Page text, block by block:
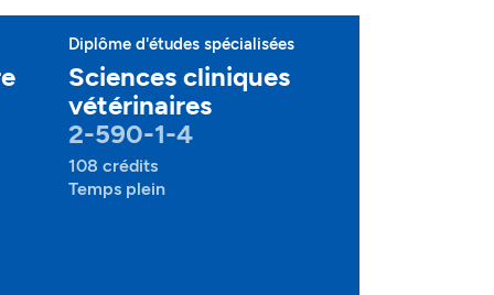
Diplôme d'études spécialisées
Sciences cliniques
vétérinaires
2-590-1-4
108 crédits
Temps plein